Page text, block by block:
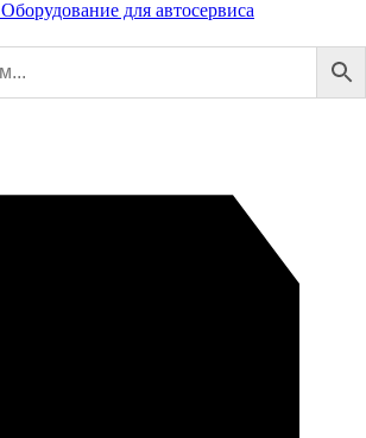
Оборудование для автосервиса